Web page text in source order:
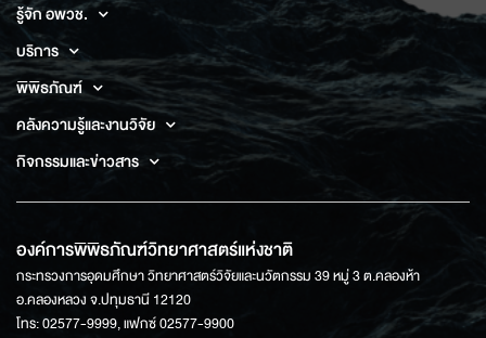
รู้จัก อพวช.
บริการ
พิพิธภัณฑ์
คลังความรู้และงานวิจัย
กิจกรรมและข่าวสาร
องค์การพิพิธภัณฑ์วิทยาศาสตร์แห่งชาติ
กระทรวงการอุดมศึกษา วิทยาศาสตร์วิจัยและนวัตกรรม 39 หมู่ 3 ต.คลองห้า
อ.คลองหลวง จ.ปทุมธานี 12120
โทร: 02577-9999, แฟกซ์ 02577-9900